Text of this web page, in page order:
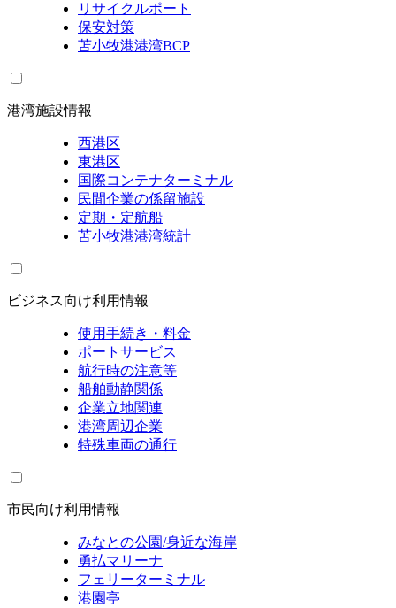
リサイクルポート
保安対策
苫小牧港港湾BCP
港湾施設情報
西港区
東港区
国際コンテナターミナル
民間企業の係留施設
定期・定航船
苫小牧港港湾統計
ビジネス向け利用情報
使用手続き・料金
ポートサービス
航行時の注意等
船舶動静関係
企業立地関連
港湾周辺企業
特殊車両の通行
市民向け利用情報
みなとの公園/身近な海岸
勇払マリーナ
フェリーターミナル
港園亭